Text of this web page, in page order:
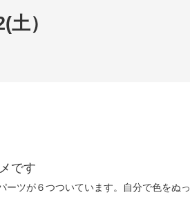
）
です
ツが６つついています。自分で色をぬっ